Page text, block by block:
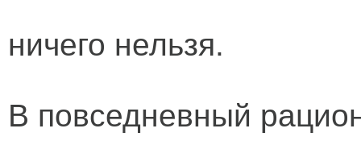
ничего нельзя.
В повседневный